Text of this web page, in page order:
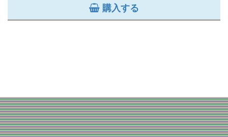
購入する